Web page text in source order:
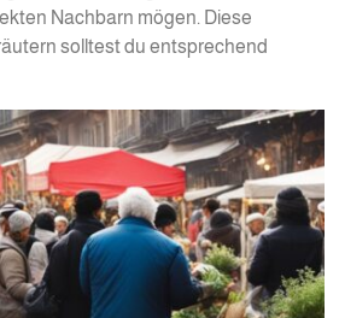
Nachbarn mögen. Diese
solltest du entsprechend